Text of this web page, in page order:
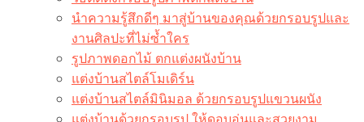
นำความรู้สึกดีๆ มาสู่บ้านของคุณด้วยกรอบรูปและ
งานศิลปะที่ไม่ซ้ำใคร
รูปภาพดอกไม้ ตกแต่งผนังบ้าน
แต่งบ้านสไตล์โมเดิร์น
แต่งบ้านสไตล์มินิมอล ด้วยกรอบรูปแขวนผนัง
แต่งบ้านด้วยกรอบรูป ให้ดูอบอุ่นและสวยงาม